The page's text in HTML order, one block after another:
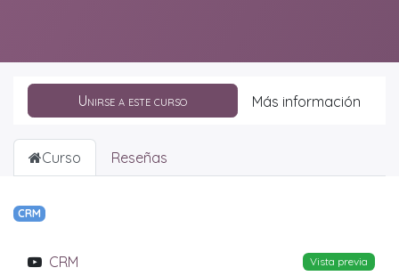
Unirse a este curso Más información
Curso Reseñas
CRM
CRM Vista previa